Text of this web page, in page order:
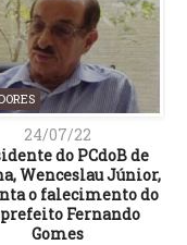
24/07/22
do PCdoB de
Wenceslau Júnior,
o falecimento do
Fernando
Gomes